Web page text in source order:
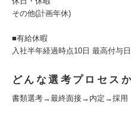
その他(計画年休)
■有給休暇
入社半年経過時点10日 最高付与
どんな選考プロセス
書類選考→最終面接→内定→採用